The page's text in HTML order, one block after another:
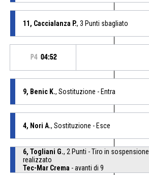
11, Caccialanza P., 3 Punti sbagliato
P4 04:52
9, Benic K., Sostituzione - Entra
4, Nori A., Sostituzione - Esce
6, Togliani G., 2 Punti - Tiro in sospensione
realizzato
Tec-Mar Crema - avanti di 9